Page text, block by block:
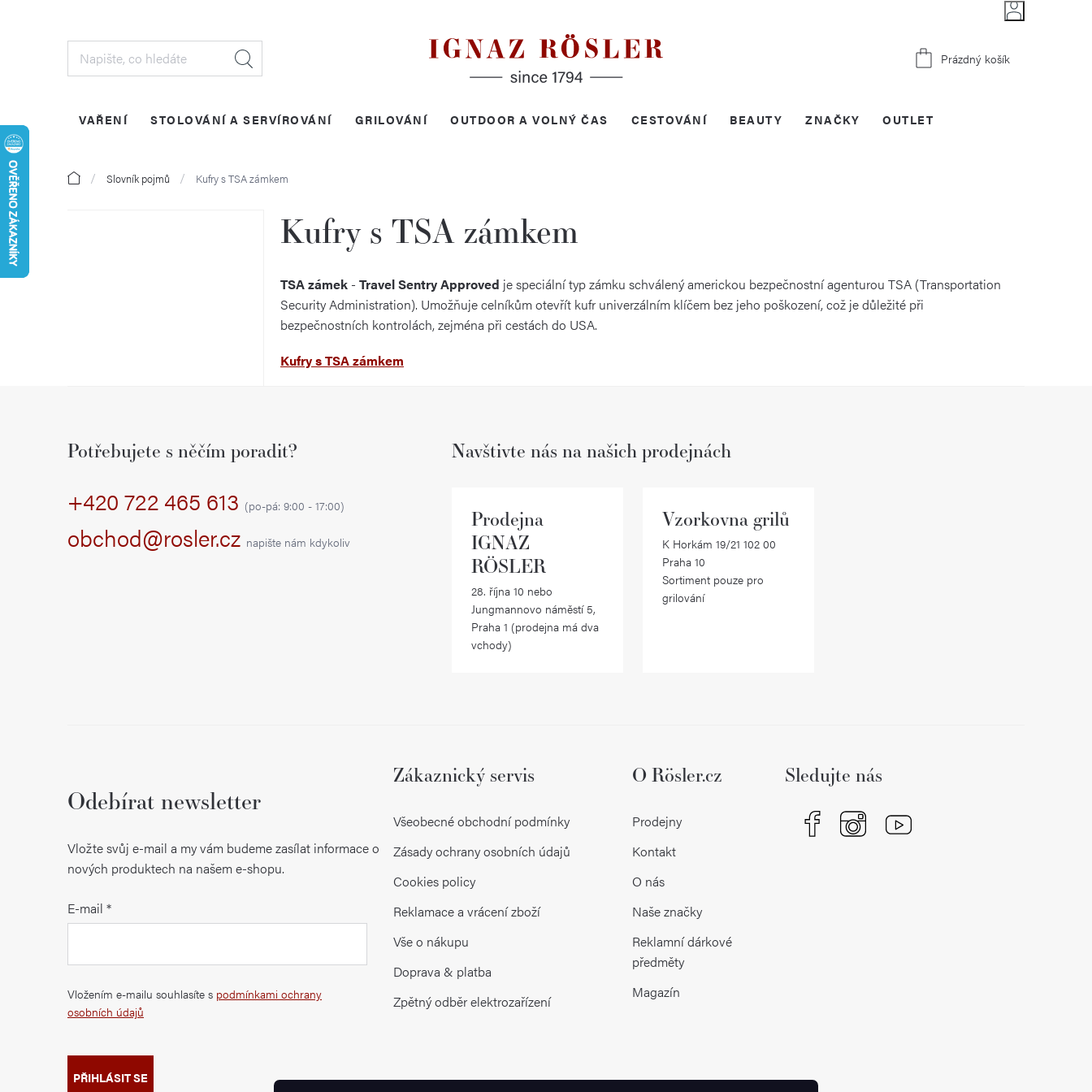
Nákupní
Prázdný košík
VAŘENÍ STOLOVÁNÍ A SERVÍROVÁNÍ GRILOVÁNÍ OUTDOOR A VOLNÝ ČAS CESTOVÁNÍ BEAUTY OUTLET
ZNAČKY
DomůSlovník pojmů Kufry s TSA zámkem
n
n
í
Kufry s TSA zámkem
TSA zámek - Travel Sentry Approved je speciální typ zámku schválený americkou bezpečnostní agenturou TSA (Transportation
Security Administration). Umožňuje celníkům otevřít kufr univerzálním klíčem bez jeho poškození, což je důležité při
bezpečnostních kontrolách, zejména při cestách do USA.
Kufry s TSA zámkem
Potřebujete s něčím poradit?
+420 722 465 613 (po-pá: 9:00 - 17:00)
obchod@rosler.cz napište nám kdykoliv
Navštivte nás na našich prodejnách
Prodejna
IGNAZ
RÖSLER
28. října 10 nebo
Jungmannovo náměstí 5,
Praha 1 (prodejna má dva
vchody)
Vzorkovna grilů
K Horkám 19/21 102 00
Praha 10
Sortiment pouze pro
grilování
Odebírat newsletter
Vložte svůj e-mail a my vám budeme zasílat informace o
nových produktech na našem e-shopu.
E-mail
Vložením e-mailu souhlasíte s podmínkami ochrany
osobních údajů
PŘIHLÁSIT SE
Zákaznický servis
Všeobecné obchodní podmínky
Zásady ochrany osobních údajů
Cookies policy
Reklamace a vrácení zboží
Vše o nákupu
Doprava & platba
Zpětný odběr elektrozařízení
O Rösler.cz
Prodejny
Kontakt
O nás
Naše značky
Reklamní dárkové
předměty
Magazín
Sledujte nás